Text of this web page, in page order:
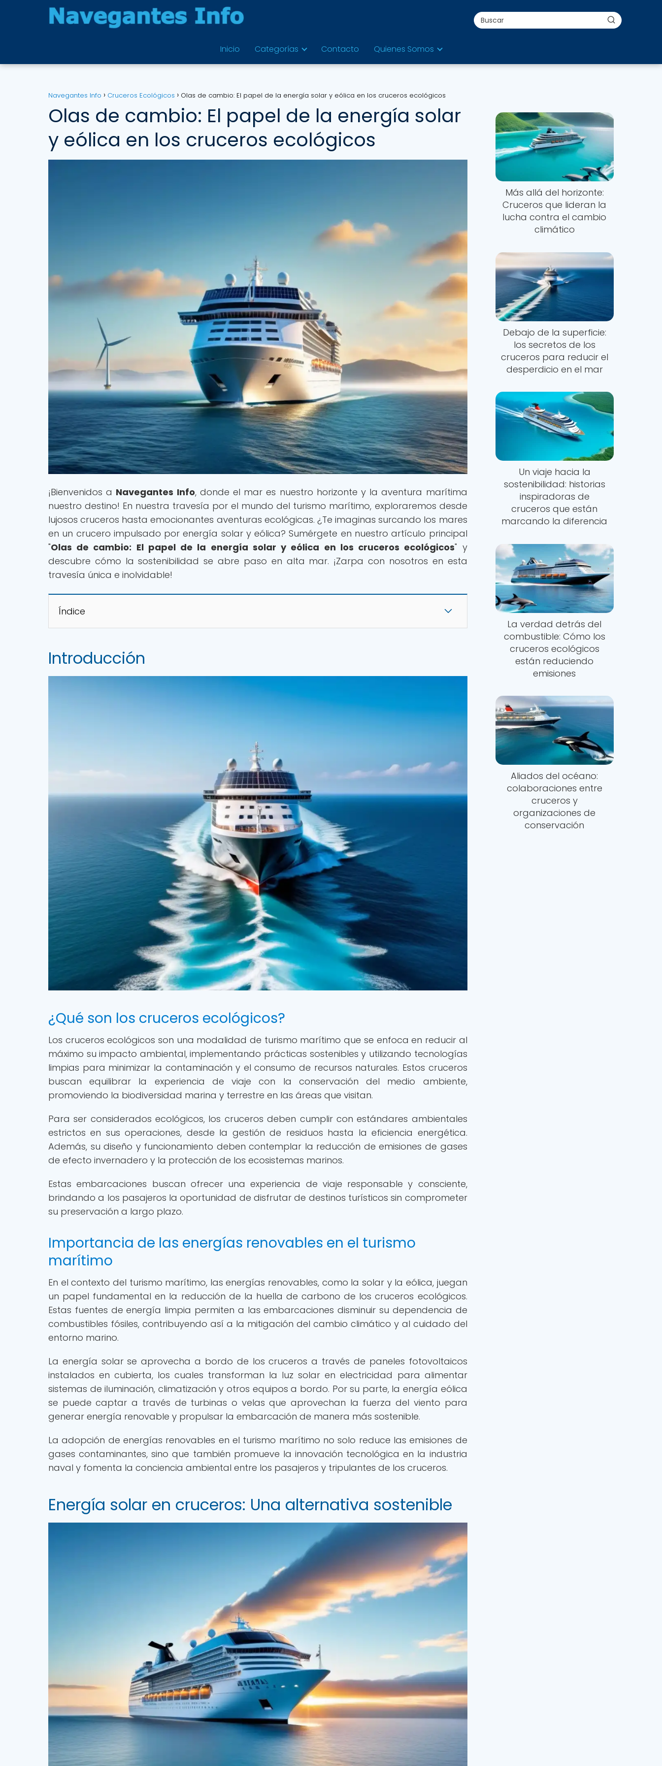
Inicio Categorías Contacto Quienes Somos
Navegantes Info Cruceros Ecológicos Olas de cambio: El papel de la energía solar y eólica en los cruceros ecológicos
Olas de cambio: El papel de la energía solar
y eólica en los cruceros ecológicos
¡Bienvenidos a Navegantes Info, donde el mar es nuestro horizonte y la aventura marítima
nuestro destino! En nuestra travesía por el mundo del turismo marítimo, exploraremos desde
lujosos cruceros hasta emocionantes aventuras ecológicas. ¿Te imaginas surcando los mares
en un crucero impulsado por energía solar y eólica? Sumérgete en nuestro artículo principal
"Olas de cambio: El papel de la energía solar y eólica en los cruceros ecológicos" y
descubre cómo la sostenibilidad se abre paso en alta mar. ¡Zarpa con nosotros en esta
travesía única e inolvidable!
Índice
Introducción
¿Qué son los cruceros ecológicos?
Los cruceros ecológicos son una modalidad de turismo marítimo que se enfoca en reducir al
máximo su impacto ambiental, implementando prácticas sostenibles y utilizando tecnologías
limpias para minimizar la contaminación y el consumo de recursos naturales. Estos cruceros
buscan equilibrar la experiencia de viaje con la conservación del medio ambiente,
promoviendo la biodiversidad marina y terrestre en las áreas que visitan.
Para ser considerados ecológicos, los cruceros deben cumplir con estándares ambientales
estrictos en sus operaciones, desde la gestión de residuos hasta la eficiencia energética.
Además, su diseño y funcionamiento deben contemplar la reducción de emisiones de gases
de efecto invernadero y la protección de los ecosistemas marinos.
Estas embarcaciones buscan ofrecer una experiencia de viaje responsable y consciente,
brindando a los pasajeros la oportunidad de disfrutar de destinos turísticos sin comprometer
su preservación a largo plazo.
Importancia de las energías renovables en el turismo
marítimo
En el contexto del turismo marítimo, las energías renovables, como la solar y la eólica, juegan
un papel fundamental en la reducción de la huella de carbono de los cruceros ecológicos.
Estas fuentes de energía limpia permiten a las embarcaciones disminuir su dependencia de
combustibles fósiles, contribuyendo así a la mitigación del cambio climático y al cuidado del
entorno marino.
La energía solar se aprovecha a bordo de los cruceros a través de paneles fotovoltaicos
instalados en cubierta, los cuales transforman la luz solar en electricidad para alimentar
sistemas de iluminación, climatización y otros equipos a bordo. Por su parte, la energía eólica
se puede captar a través de turbinas o velas que aprovechan la fuerza del viento para
generar energía renovable y propulsar la embarcación de manera más sostenible.
La adopción de energías renovables en el turismo marítimo no solo reduce las emisiones de
gases contaminantes, sino que también promueve la innovación tecnológica en la industria
naval y fomenta la conciencia ambiental entre los pasajeros y tripulantes de los cruceros.
Energía solar en cruceros: Una alternativa sostenible
Más allá del horizonte:
Cruceros que lideran la
lucha contra el cambio
climático
Debajo de la superficie:
los secretos de los
cruceros para reducir el
desperdicio en el mar
Un viaje hacia la
sostenibilidad: historias
inspiradoras de
cruceros que están
marcando la diferencia
La verdad detrás del
combustible: Cómo los
cruceros ecológicos
están reduciendo
emisiones
Aliados del océano:
colaboraciones entre
cruceros y
organizaciones de
conservación